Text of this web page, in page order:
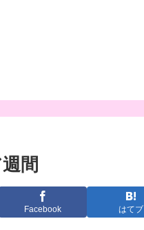
間
Facebook はてブ